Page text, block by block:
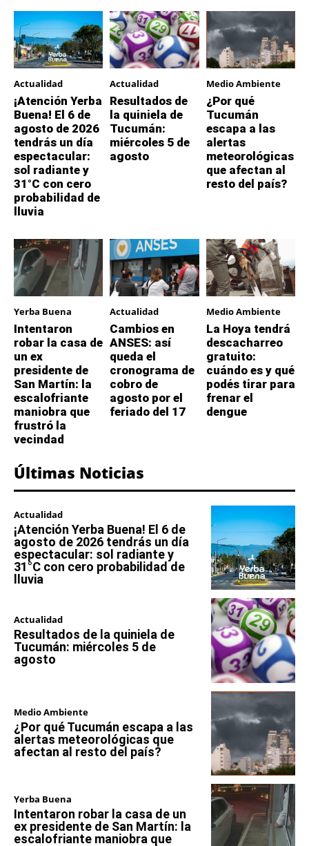
Actualidad
¡Atención Yerba
Buena! El 6 de
agosto de 2026
tendrás un día
espectacular:
sol radiante y
31°C con cero
probabilidad de
lluvia
Actualidad
Resultados de
la quiniela de
Tucumán:
miércoles 5 de
agosto
Medio Ambiente
¿Por qué
Tucumán
escapa a las
alertas
meteorológicas
que afectan al
resto del país?
Yerba Buena
Intentaron
robar la casa de
un ex
presidente de
San Martín: la
escalofriante
maniobra que
frustró la
vecindad
Actualidad
Cambios en
ANSES: así
queda el
cronograma de
cobro de
agosto por el
feriado del 17
Medio Ambiente
La Hoya tendrá
descacharreo
gratuito:
cuándo es y qué
podés tirar para
frenar el
dengue
Últimas Noticias
Actualidad
¡Atención Yerba Buena! El 6 de
agosto de 2026 tendrás un día
espectacular: sol radiante y
31°C con cero probabilidad de
lluvia
Actualidad
Resultados de la quiniela de
Tucumán: miércoles 5 de
agosto
Medio Ambiente
¿Por qué Tucumán escapa a las
alertas meteorológicas que
afectan al resto del país?
Yerba Buena
Intentaron robar la casa de un
ex presidente de San Martín: la
escalofriante maniobra que